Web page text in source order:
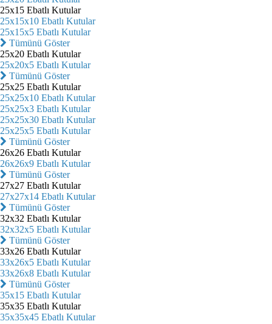
25x15 Ebatlı Kutular
25x15x10 Ebatlı Kutular
25x15x5 Ebatlı Kutular
Tümünü Göster
25x20 Ebatlı Kutular
25x20x5 Ebatlı Kutular
Tümünü Göster
25x25 Ebatlı Kutular
25x25x10 Ebatlı Kutular
25x25x3 Ebatlı Kutular
25x25x30 Ebatlı Kutular
25x25x5 Ebatlı Kutular
Tümünü Göster
26x26 Ebatlı Kutular
26x26x9 Ebatlı Kutular
Tümünü Göster
27x27 Ebatlı Kutular
27x27x14 Ebatlı Kutular
Tümünü Göster
32x32 Ebatlı Kutular
32x32x5 Ebatlı Kutular
Tümünü Göster
33x26 Ebatlı Kutular
33x26x5 Ebatlı Kutular
33x26x8 Ebatlı Kutular
Tümünü Göster
35x15 Ebatlı Kutular
35x35 Ebatlı Kutular
35x35x45 Ebatlı Kutular